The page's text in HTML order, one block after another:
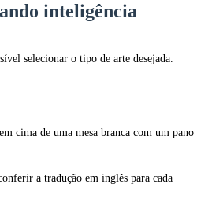
inteligência
selecionar o tipo de arte desejada.
cima de uma mesa branca com um pano
a tradução em inglês para cada